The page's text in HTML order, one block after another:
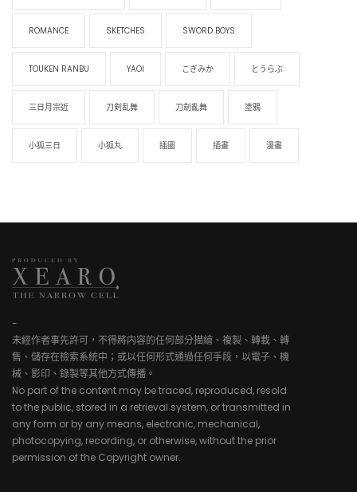
ROMANCE SKETCHES SWORD BOYS
TOUKEN RANBU YAOI こぎみか とうらぶ
三日月宗近 刀剣乱舞 刀劍亂舞 塗鴉
小狐三日 小狐丸 插圖 插畫 漫畫
-
未經作者事先許可，不得將内容的任何部分描繪、複製、轉載、轉
售、儲存在檢索系統中；或以任何形式通過任何手段，以電子、機
械、影印、錄製等其他方式傳播。
No part of the content may be traced, reproduced, resold
to the public, stored in a retrieval system, or transmitted in
any form or by any means, electronic, mechanical,
photocopying, recording, or otherwise, without the prior
permission of the Copyright owner.